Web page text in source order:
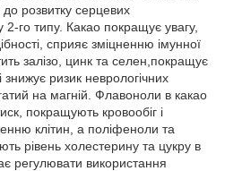
розвитку серцевих
2-го типу. Какао покращує увагу,
сприяє зміцненню імунної
залізо, цинк та селен,покращує
знижує ризик неврологічних
на магній. Флавоноли в какао
покращують кровообіг і
клітин, а поліфеноли та
рівень холестерину та цукру в
регулювати використання